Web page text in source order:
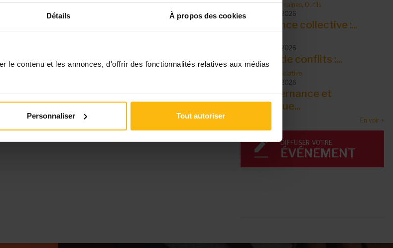
Détails À propos des cookies
le contenu et les annonces, d'offrir des fonctionnalités relatives aux médias
Personnaliser Tout autoriser
Ressources humaines Outils
14 septembre 2026
Intelligence collective :...
14 septembre 2026
Gestion de conflits :...
Vie associative
15 septembre 2026
La gouvernance et
dynamique...
En voir +
DIFFUSER VOTRE
ÉVÉNEMENT